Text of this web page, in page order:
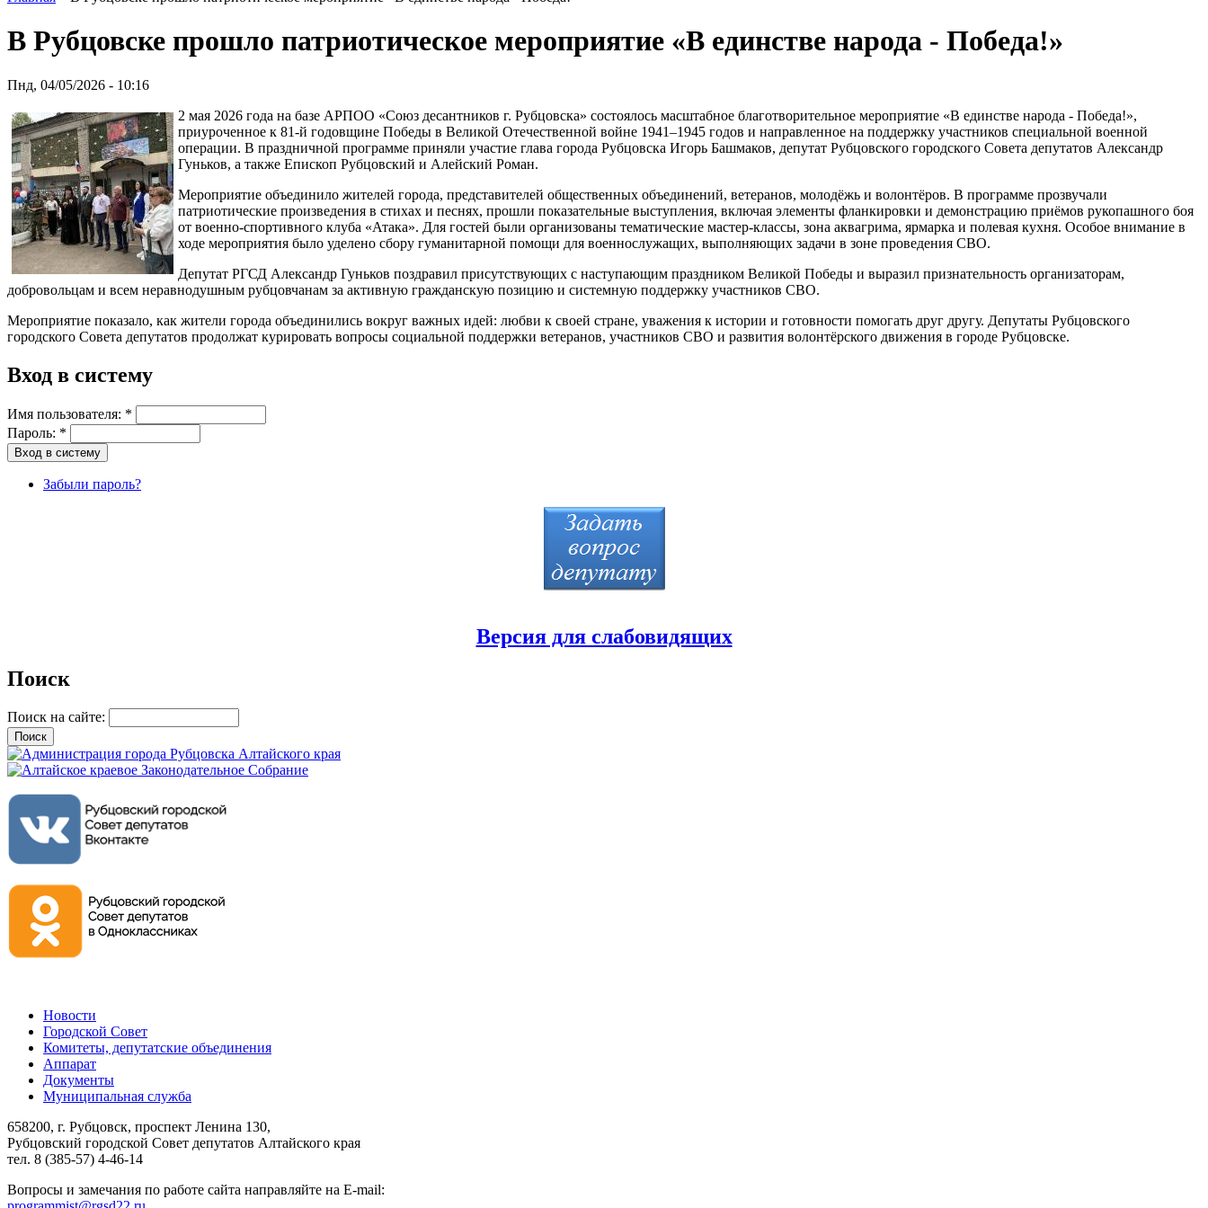
В Рубцовске прошло патриотическое мероприятие «В единстве народа - Победа!»
Пнд, 04/05/2026 - 10:16
2 мая 2026 года на базе АРПОО «Союз десантников г. Рубцовска» состоялось масштабное благотворительное мероприятие «В единстве народа - Победа!»,
приуроченное к 81-й годовщине Победы в Великой Отечественной войне 1941–1945 годов и направленное на поддержку участников специальной военной
операции. В праздничной программе приняли участие глава города Рубцовска Игорь Башмаков, депутат Рубцовского городского Совета депутатов Александр
Гуньков, а также Епископ Рубцовский и Алейский Роман.
Мероприятие объединило жителей города, представителей общественных объединений, ветеранов, молодёжь и волонтёров. В программе прозвучали
патриотические произведения в стихах и песнях, прошли показательные выступления, включая элементы фланкировки и демонстрацию приёмов рукопашного боя
от военно-спортивного клуба «Атака». Для гостей были организованы тематические мастер-классы, зона аквагрима, ярмарка и полевая кухня. Особое внимание в
ходе мероприятия было уделено сбору гуманитарной помощи для военнослужащих, выполняющих задачи в зоне проведения СВО.
Депутат РГСД Александр Гуньков поздравил присутствующих с наступающим праздником Великой Победы и выразил признательность организаторам,
добровольцам и всем неравнодушным рубцовчанам за активную гражданскую позицию и системную поддержку участников СВО.
Мероприятие показало, как жители города объединились вокруг важных идей: любви к своей стране, уважения к истории и готовности помогать друг другу. Депутаты Рубцовского
городского Совета депутатов продолжат курировать вопросы социальной поддержки ветеранов, участников СВО и развития волонтёрского движения в городе Рубцовске.
Вход в систему
Имя пользователя: *
Пароль: *
Забыли пароль?
Версия для слабовидящих
Поиск
Поиск на сайте:
Новости
Городской Совет
Комитеты, депутатские объединения
Аппарат
Документы
Муниципальная служба
658200, г. Рубцовск, проспект Ленина 130,
Рубцовский городской Совет депутатов Алтайского края
тел. 8 (385-57) 4-46-14
Вопросы и замечания по работе сайта направляйте на E-mail: